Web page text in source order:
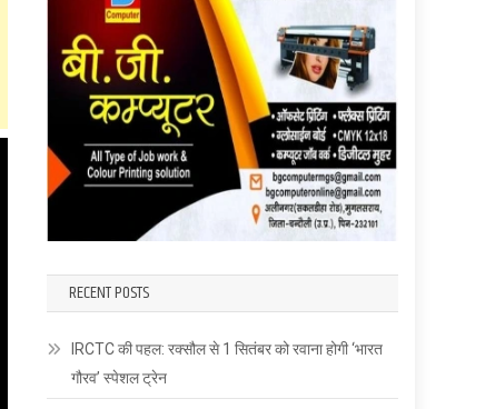
RECENT POSTS
IRCTC की पहल: रक्सौल से 1 सितंबर को रवाना होगी ‘भारत
गौरव’ स्पेशल ट्रेन